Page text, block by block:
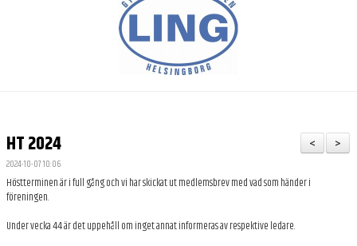
SPONSRING
VANLIGA FRÅGOR - FAQ
ARKIV
>
<
HT 2024
2024-10-07 10:06
Höstterminen är i full gång och vi har skickat ut medlemsbrev med vad som händer i
föreningen.
Under vecka 44 är det uppehåll om inget annat informeras av respektive ledare.